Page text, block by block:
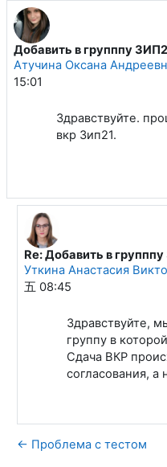
Добавить в групппу
Атучина Оксана
15:01
回帖数：1
Здравствуйте.
вкр Зип21.
回复Атучина Оксана
Re: Добавить в
Уткина Анастасия
五 08:45
Здравствуйте,
группу в
Сдача ВКР
согласования, а
← Проблема с тестом